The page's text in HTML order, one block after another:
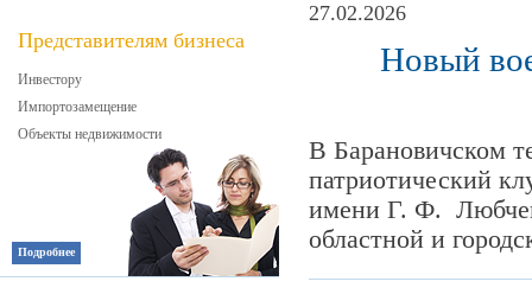
Представителям бизнеса
Инвестору
Импортозамещение
Объекты недвижимости
Подробнее
27.02.2026
Новый
В Барановичском
патриотический
имени Г. Ф.
областной и